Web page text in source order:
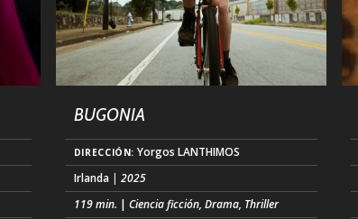
BUGONIA
DIRECCIÓN: Yorgos LANTHIMOS
Irlanda| 2025
119 min. | Ciencia ficción, Drama, Thriller